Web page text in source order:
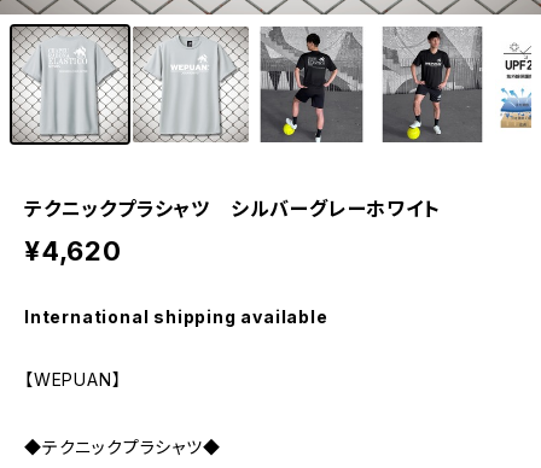
テクニックプラシャツ シルバーグレーホワイト
¥4,620
International shipping available
【WEPUAN】
◆テクニックプラシャツ◆